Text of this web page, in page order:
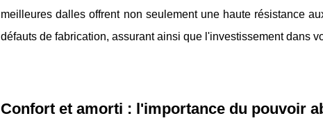
meilleures dalles offrent non seulement une haute résistance
défauts de fabrication, assurant ainsi que l'investissement dans
Confort et amorti : l'importance du pouvoir